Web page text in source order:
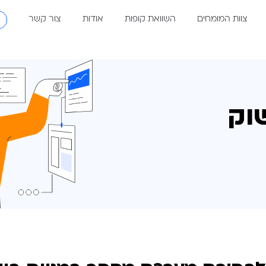
קופות אודות צור קשר ★ הטבות